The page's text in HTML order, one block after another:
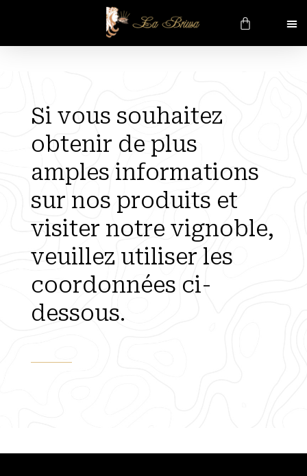
Si vous souhaitez
obtenir de plus
amples informations
sur nos produits et
visiter notre vignoble,
veuillez utiliser les
coordonnées ci-
dessous.